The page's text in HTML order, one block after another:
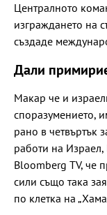
Централното
изграждането на
създаде
Дали
Макар че и
споразумението,
рано в четвъртък
работи на
Bloomberg TV, че
сили също така
по клетка на